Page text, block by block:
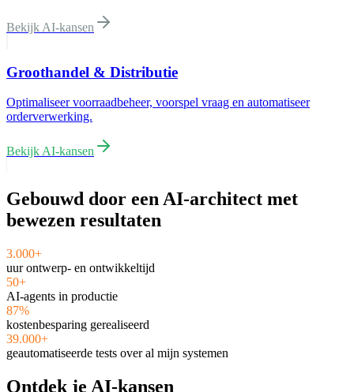
Bekijk AI-kansen
Groothandel & Distributie
Optimaliseer voorraadbeheer, voorspel vraag en automatiseer
orderverwerking.
Bekijk AI-kansen
Gebouwd door een AI-architect met
bewezen resultaten
3.000+
uur ontwerp- en ontwikkeltijd
50+
AI-agents in productie
87%
kostenbesparing gerealiseerd
39.000+
geautomatiseerde tests over al mijn systemen
Ontdek je AI-kansen